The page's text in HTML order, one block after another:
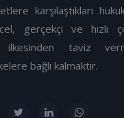
karşılaştıkları
gerçekçi ve hızlı
ilkesinden taviz
bağlı kalmaktır.